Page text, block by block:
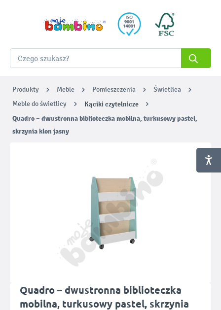
Produkty Meble Pomieszczenia
Świetlica
Meble do świetlicy
Kąciki czytelnicze
Quadro – dwustronna biblioteczka mobilna, turkusowy pastel,
skrzynia klon jasny
Quadro – dwustronna biblioteczka
mobilna, turkusowy pastel, skrzynia